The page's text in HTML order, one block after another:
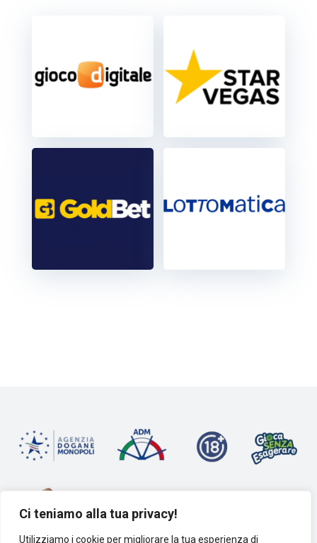
Ci teniamo alla tua privacy!
Utilizziamo i cookie per migliorare la tua esperienza di